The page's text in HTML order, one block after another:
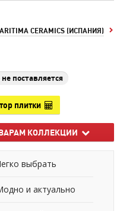
CERAMICS (ИСПАНИЯ)
поставляется
плитки
КОЛЛЕКЦИИ
выбрать
и актуально